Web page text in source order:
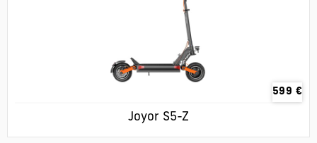
599 €
Joyor S5-Z